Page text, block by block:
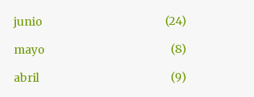
junio
24
mayo
8
abril
9